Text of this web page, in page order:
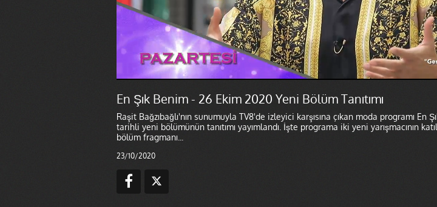
En Şık Benim - 26 Ekim 2020 Yeni Bölüm Tanıtımı
Raşit Bağzıbağlı'nın sunumuyla TV8'de izleyici karşısına çıkan moda programı En
tarihli yeni bölümünün tanıtımı yayımlandı. İşte programa iki yeni yarışmacının
bölüm fragmanı...
23/10/2020